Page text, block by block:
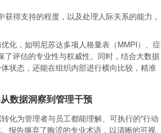
获得支持的程度，以及处理人际关系的能力，
化，如明尼苏达多项人格量表（MMPI）、症
评估的专业性与权威性。同时，结合大数据
状态，还能在组织内部进行横向比较，精准
数据洞察到管理干预
化为管理者与员工都能理解、可执行的“行动
报告摒弃了晦涩的专业术语，以清晰的可视